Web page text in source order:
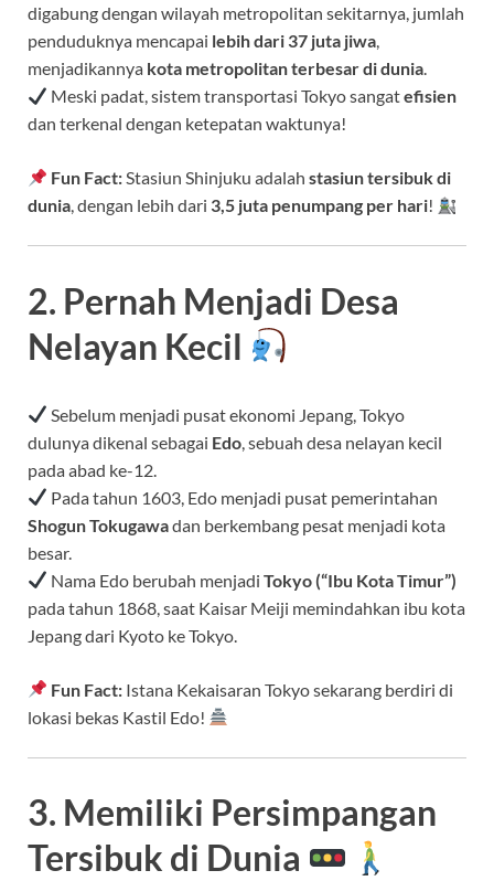
digabung dengan wilayah metropolitan sekitarnya, jumlah
penduduknya mencapai lebih dari 37 juta jiwa,
menjadikannya kota metropolitan terbesar di dunia.
Meski padat, sistem transportasi Tokyo sangatefisien
dan terkenal dengan ketepatan waktunya!
Fun Fact:Stasiun Shinjuku adalahstasiun tersibuk di
dunia, dengan lebih dari 3,5 juta penumpang per hari!
2. Pernah Menjadi Desa
Nelayan Kecil
Sebelum menjadi pusat ekonomi Jepang, Tokyo
dulunya dikenal sebagai Edo , sebuah desa nelayan kecil
pada abad ke-12.
Pada tahun 1603, Edo menjadi pusat pemerintahan
Shogun Tokugawadan berkembang pesat menjadi kota
besar.
Nama Edo berubah menjadiTokyo (“Ibu Kota Timur”)
pada tahun 1868, saat Kaisar Meiji memindahkan ibu kota
Jepang dari Kyoto ke Tokyo.
Fun Fact: Istana Kekaisaran Tokyo sekarang berdiri di
lokasi bekas Kastil Edo!
3. Memiliki Persimpangan
Tersibuk di Dunia